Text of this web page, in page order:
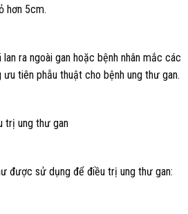
hơn 5cm.
ra ngoài gan hoặc bệnh nhân mắc các
ưu tiên phẫu thuật cho bệnh ung thư gan.
trị ung thư gan
được sử dụng để điều trị ung thư gan: